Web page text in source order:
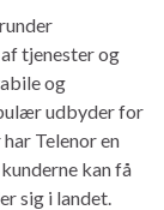
tjenester og
og
udbyder for
Telenor en
kan få
sig i landet.